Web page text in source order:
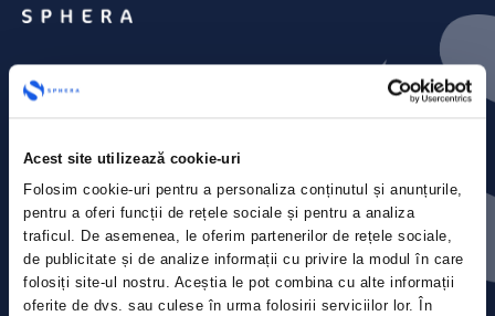
Acest site utilizează cookie-uri
Folosim cookie-uri pentru a personaliza conținutul și anunțurile,
pentru a oferi funcții de rețele sociale și pentru a analiza
traficul. De asemenea, le oferim partenerilor de rețele sociale,
de publicitate și de analize informații cu privire la modul în care
folosiți site-ul nostru. Aceștia le pot combina cu alte informații
oferite de dvs. sau culese în urma folosirii serviciilor lor. În
Contact
Comunicate de presă
Politica de confidențialitate